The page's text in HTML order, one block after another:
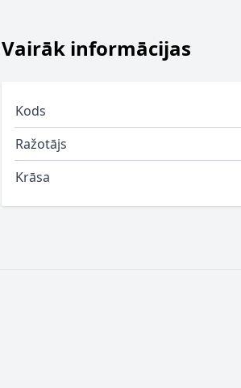
Vairāk informācijas
Kods
Ražotājs
Krāsa